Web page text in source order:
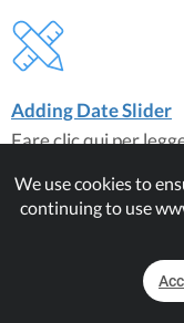
Adding Date Slider
Fare clic qui per
Plugin
We use cookies to
continuing to use